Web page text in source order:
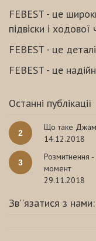
FEBEST - це
підвіски і ходової
FEBEST - це
FEBEST - це
Останні публікації
2
Що таке
14.12.2018
3
Розмитнення -
момент
29.11.2018
Зв''язатися з нами: